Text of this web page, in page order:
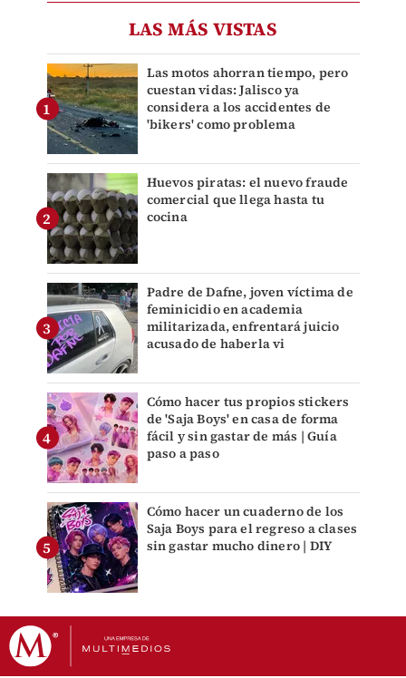
LAS MÁS VISTAS
Las motos ahorran tiempo, pero
cuestan vidas: Jalisco ya
considera a los accidentes de
'bikers' como problema
Huevos piratas: el nuevo fraude
comercial que llega hasta tu
cocina
Padre de Dafne, joven víctima de
feminicidio en academia
militarizada, enfrentará juicio
acusado de haberla vi
Cómo hacer tus propios stickers
de 'Saja Boys' en casa de forma
fácil y sin gastar de más | Guía
paso a paso
Cómo hacer un cuaderno de los
Saja Boys para el regreso a clases
sin gastar mucho dinero | DIY